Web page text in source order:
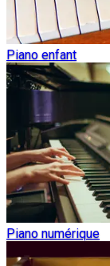
Piano enfant
Piano numérique